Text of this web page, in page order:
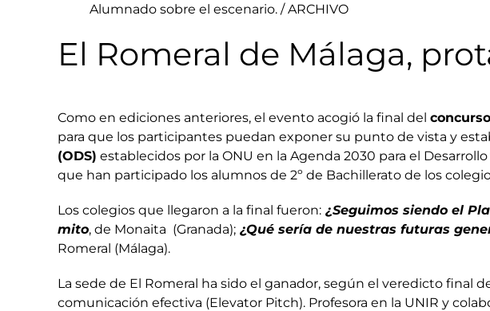
Alumnado sobre el escenario. /ARCHIVO
El Romeral de Málaga,
Como en ediciones anteriores, el evento acogió la final del
para que los participantes puedan exponer su punto de vista y
(ODS) establecidos por la ONU en la Agenda 2030 para el
que han participado los alumnos de 2º de Bachillerato de los
Los colegios que llegaron a la final fueron: ¿Seguimos siendo el
mito, de Monaita (Granada); ¿Qué sería de nuestras futuras
Romeral (Málaga).
La sede de El Romeral ha sido el ganador, según el veredicto final
comunicación efectiva (Elevator Pitch). Profesora en la UNIR y